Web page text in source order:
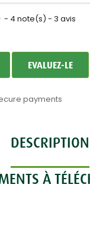
- 4 note(s) - 3 avis
EVALUEZ-LE
payments
DESCRIPTION
À